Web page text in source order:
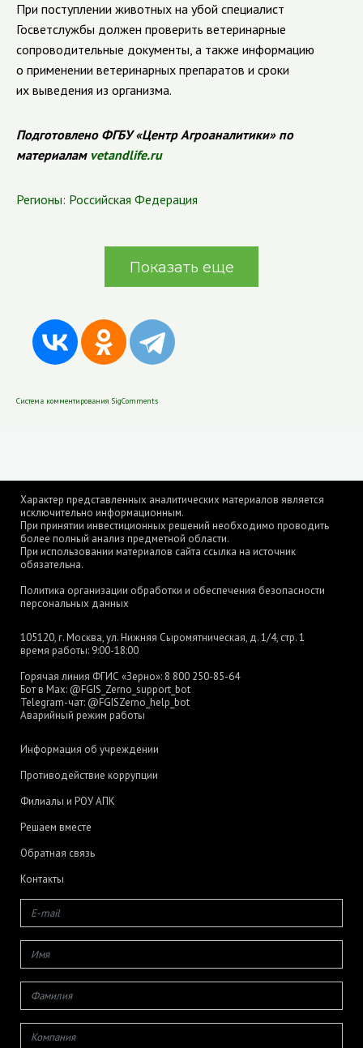
При поступлении животных на убой специалист
Госветслужбы должен проверить ветеринарные
сопроводительные документы, а также информацию
о применении ветеринарных препаратов и сроки
их выведения из организма.
Подготовлено ФГБУ «Центр Агроаналитики» по
материалам vetandlife.ru
Регионы: Российская Федерация
Показать еще
Система комментирования SigComments
Характер представленных аналитических материалов является
исключительно информационным.
При принятии инвестиционных решений необходимо проводить
более полный анализ предметной области.
При использовании материалов сайта ссылка на источник
обязательна.
Политика организации обработки и обеспечения безопасности
персональных данных
105120, г. Москва, ул. Нижняя Сыромятническая, д. 1/4, стр. 1
время работы: 9:00-18:00
Горячая линия ФГИС «Зерно»: 8 800 250-85-64
Бот в Max: @FGIS_Zerno_support_bot
Telegram-чат: @FGISZerno_help_bot
Аварийный режим работы
Информация об учреждении
Противодействие коррупции
Филиалы и РОУ АПК
Решаем вместе
Обратная связь
Контакты